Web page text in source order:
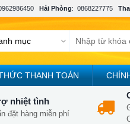
Hải Phòng: 0868227775
THANH TOÁN
nhiệt tình
đặt hàng miễn phí